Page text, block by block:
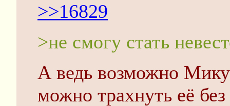
>>16829
>не смогу стать
А ведь возможно
можно трахнуть её без